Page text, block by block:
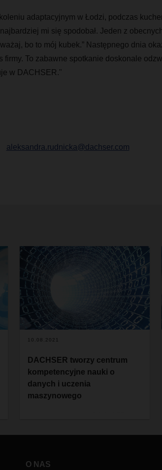
adaptacyjnym w Łodzi, podczas
mi się spodobał. Jeden z
bo to mój kubek.” Następnego dnia
firmy. To zabawne spotkanie doskonale
w DACHSER."
aleksandra.rudnicka@dachser.com
10.08.2021
DACHSER tworzy centrum
kompetencyjne nauki o
danych i uczenia
maszynowego
Kompetencji Data Science
gromadzi wiedzę specjalistyczną
O NAS